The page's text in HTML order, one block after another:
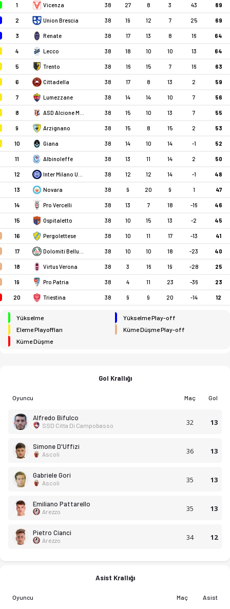
1 Vicenza 38 27 8 3 43 89
2 Union Brescia 38 19 12 7 25 69
3 Renate 38 17 13 8 16 64
4 Lecco 38 18 10 10 13 64
5 Trento 38 16 15 7 16 63
6 Cittadella 38 17 8 13 2 59
7 Lumezzane 38 14 14 10 7 56
8 38 15 10 13 7 55
9 Arzignano 38 15 8 15 2 53
10 Giana 38 14 10 14 -1 52
11 Albinoleffe 38 13 11 14 2 50
12 38 12 12 14 -1 48
13 Novara 38 9 20 9 1 47
14 Pro Vercelli 38 13 7 18 -16 46
15 Ospitaletto 38 10 15 13 -2 45
16 Pergolettese 38 10 11 17 -13 41
17 38 10 10 18 -23 40
18 Virtus Verona 38 3 16 19 -28 25
19 Pro Patria 38 4 11 23 -36 23
20 Triestina 38 9 9 20 -14 12
Yükselme
Yükselme Play-off
Eleme Playoffları
Küme Düşme Play-off
Küme Düşme
Gol Krallığı
Oyuncu Maç Gol
Alfredo Bifulco
SSD Citta Di Campobasso 32 13
Simone D'Uffizi
Ascoli 36 13
Gabriele Gori
Ascoli 35 13
Emiliano Pattarello
Arezzo 35 13
Pietro Cianci
Arezzo 34 12
Asist Krallığı
Oyuncu Maç Asist